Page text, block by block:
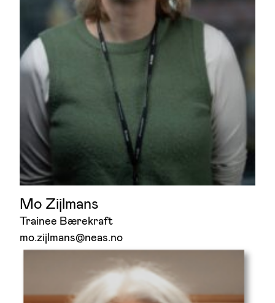
Mo Zijlmans
Trainee Bærekraft
mo.zijlmans@neas.no